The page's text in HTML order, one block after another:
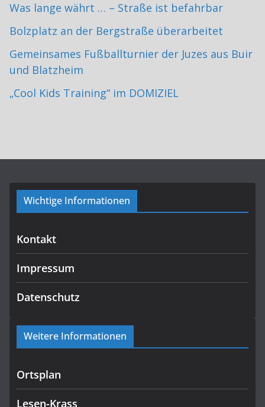
Was lange währt … – Straße ist befahrbar
Bolzplatz an der Bergstraße überarbeitet
Gemeinsames Fußballturnier der Juzes aus Buir
und Blatzheim
„Cool Kids Training“ im DOMIZIEL
Wichtige Informationen
Kontakt
Impressum
Datenschutz
Weitere Informationen
Ortsplan
Lesen-Krass